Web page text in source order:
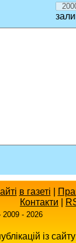
в газеті
Контакти
- 2026
із